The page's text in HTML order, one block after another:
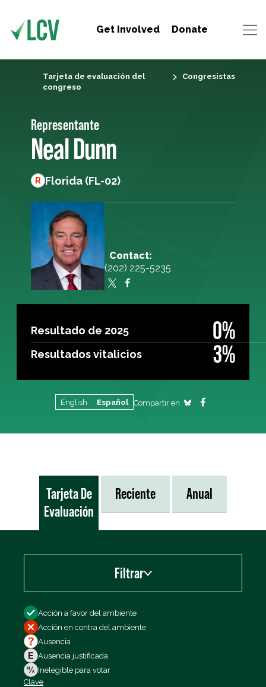
Get Involved Donate
Tarjeta de evaluación del
congreso
Congresistas
Representante
Neal Dunn
R Florida (FL-02)
Contact:
(202) 225-5235
Resultado de 2025 0%
Resultados vitalicios 3%
English Español Compartir en
Tarjeta De
Evaluación
Reciente Anual
Filtrar
Filtrar por
Acción a favor del ambiente
Acción en contra del ambiente
Ausencia
Ausencia justificada
Inelegible para votar
Clave